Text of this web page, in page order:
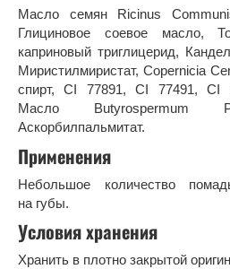
Масло семян Ricinus
Глициновое соевое масло,
каприновый триглицерид,
Миристилмиристат, Copernicia
спирт, CI 77891, CI 77491, CI
Масло
Аскорбилпальмитат.
Применения
Небольшое количество
на губы.
Условия хранения
Хранить в плотно закрытой